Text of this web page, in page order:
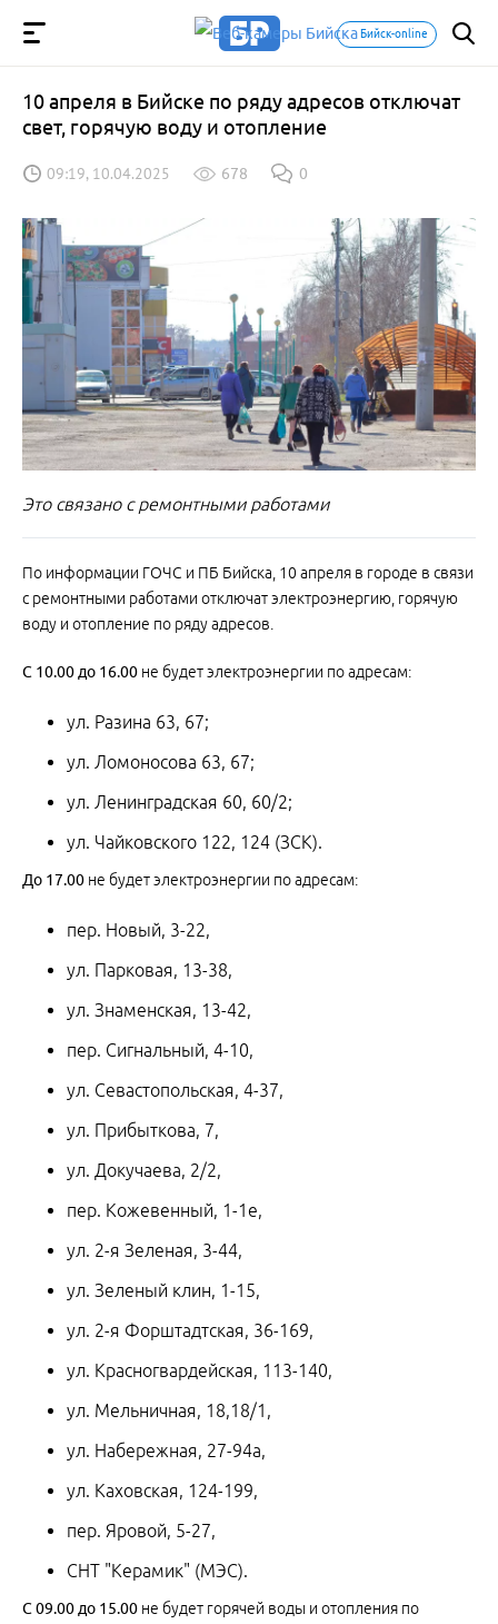
Бийск-online
10 апреля в Бийске по ряду адресов отключат
свет, горячую воду и отопление
09:19, 10.04.2025 678 0
Это связано с ремонтными работами
По информации ГОЧС и ПБ Бийска, 10 апреля в городе в связи
с ремонтными работами отключат электроэнергию, горячую
воду и отопление по ряду адресов.
С 10.00до 16.00 не будет электроэнергии по адресам:
ул. Разина 63, 67;
ул. Ломоносова 63, 67;
ул. Ленинградская 60, 60/2;
ул. Чайковского 122, 124 (ЗСК).
До 17.00 не будет электроэнергии по адресам:
пер. Новый, 3-22,
ул. Парковая, 13-38,
ул. Знаменская, 13-42,
пер. Сигнальный, 4-10,
ул. Севастопольская, 4-37,
ул. Прибыткова, 7,
ул. Докучаева, 2/2,
пер. Кожевенный, 1-1е,
ул. 2-я Зеленая, 3-44,
ул. Зеленый клин, 1-15,
ул. 2-я Форштадтская, 36-169,
ул. Красногвардейская, 113-140,
ул. Мельничная, 18,18/1,
ул. Набережная, 27-94а,
ул. Каховская, 124-199,
пер. Яровой, 5-27,
СНТ "Керамик" (МЭС).
С09.00до 15.00 не будет горячей воды и отопления по